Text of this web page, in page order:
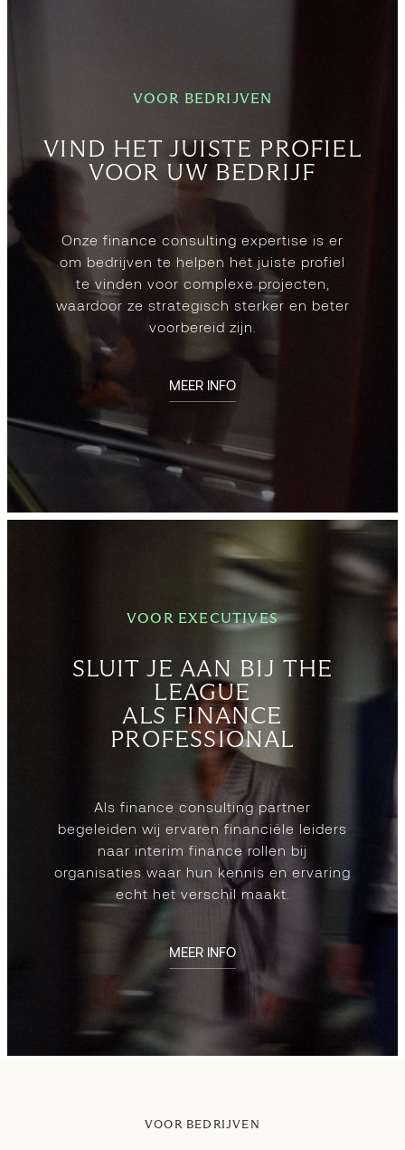
VOOR BEDRIJVEN
VIND HET JUISTE PROFIEL
VOOR UW BEDRIJF
Onze finance consulting expertise is er
om bedrijven te helpen het juiste profiel
te vinden voor complexe projecten,
waardoor ze strategisch sterker en beter
voorbereid zijn.
MEER INFO
VOOR EXECUTIVES
SLUIT JE AAN BIJ THE
LEAGUE
ALS FINANCE
PROFESSIONAL
Als finance consulting partner
begeleiden wij ervaren financiële leiders
naar interim finance rollen bij
organisaties waar hun kennis en ervaring
echt het verschil maakt.
MEER INFO
VOOR BEDRIJVEN